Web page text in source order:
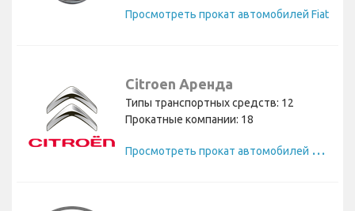
Просмотреть прокат автомобилей Fiat
Citroen Аренда
Типы транспортных средств: 12
Прокатные компании: 18
П
росмотреть прокат автомобилей Citroen